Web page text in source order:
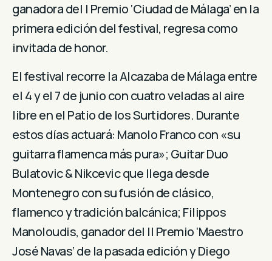
ganadora del I Premio ‘Ciudad de Málaga’ en la
primera edición del festival, regresa como
invitada de honor.
El festival recorre la Alcazaba de Málaga entre
el 4 y el 7 de junio con cuatro veladas al aire
libre en el Patio de los Surtidores. Durante
estos días actuará: Manolo Franco con «su
guitarra flamenca más pura»; Guitar Duo
Bulatovic & Nikcevic que llega desde
Montenegro con su fusión de clásico,
flamenco y tradición balcánica; Filippos
Manoloudis, ganador del II Premio ‘Maestro
José Navas’ de la pasada edición y Diego